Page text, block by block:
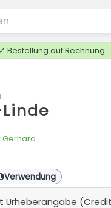
Bestellung auf Rechnung
Verwendung